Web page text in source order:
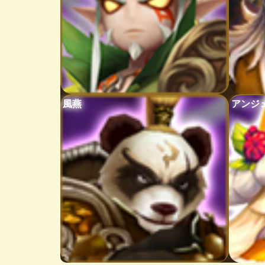
風燕 アンジ